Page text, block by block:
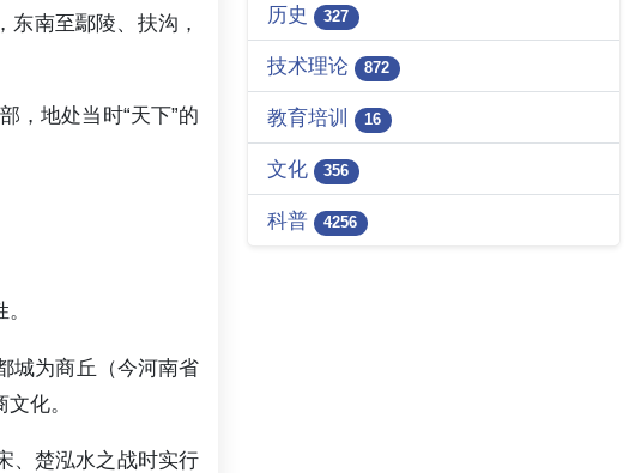
南至鄢陵、扶沟，
，地处当时“天下”的
城为商丘（今河南省
化。
、楚泓水之战时实行
历史 327
技术理论 872
教育培训 16
文化 356
科普 4256